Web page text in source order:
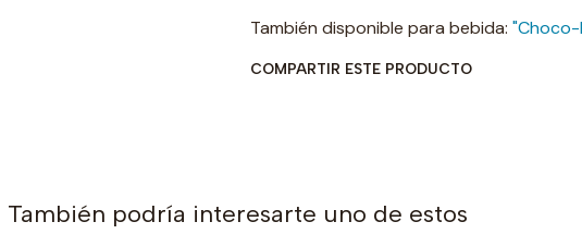
También disponible para bebida: "Choco-
COMPARTIR ESTE PRODUCTO
También podría interesarte uno de estos